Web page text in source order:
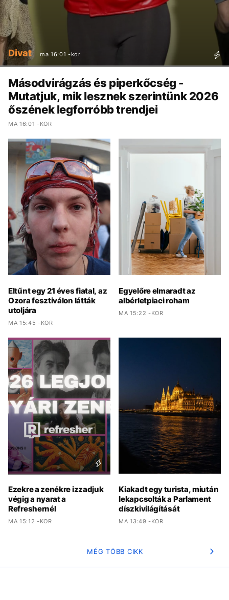
Divat ma 16:01 -kor
Másodvirágzás és piperkőcség -
Mutatjuk, mik lesznek szerintünk 2026
őszének legforróbb trendjei
MA 16:01 -KOR
Eltűnt egy 21 éves fiatal, az
Ozora fesztiválon látták
utoljára
MA 15:45 -KOR
Egyelőre elmaradt az
albérletpiaci roham
MA 15:22 -KOR
Ezekre a zenékre izzadjuk
végig a nyarat a
Refreshernél
MA 15:12 -KOR
Kiakadt egy turista, miután
lekapcsolták a Parlament
díszkivilágítását
MA 13:49 -KOR
MÉG TÖBB CIKK